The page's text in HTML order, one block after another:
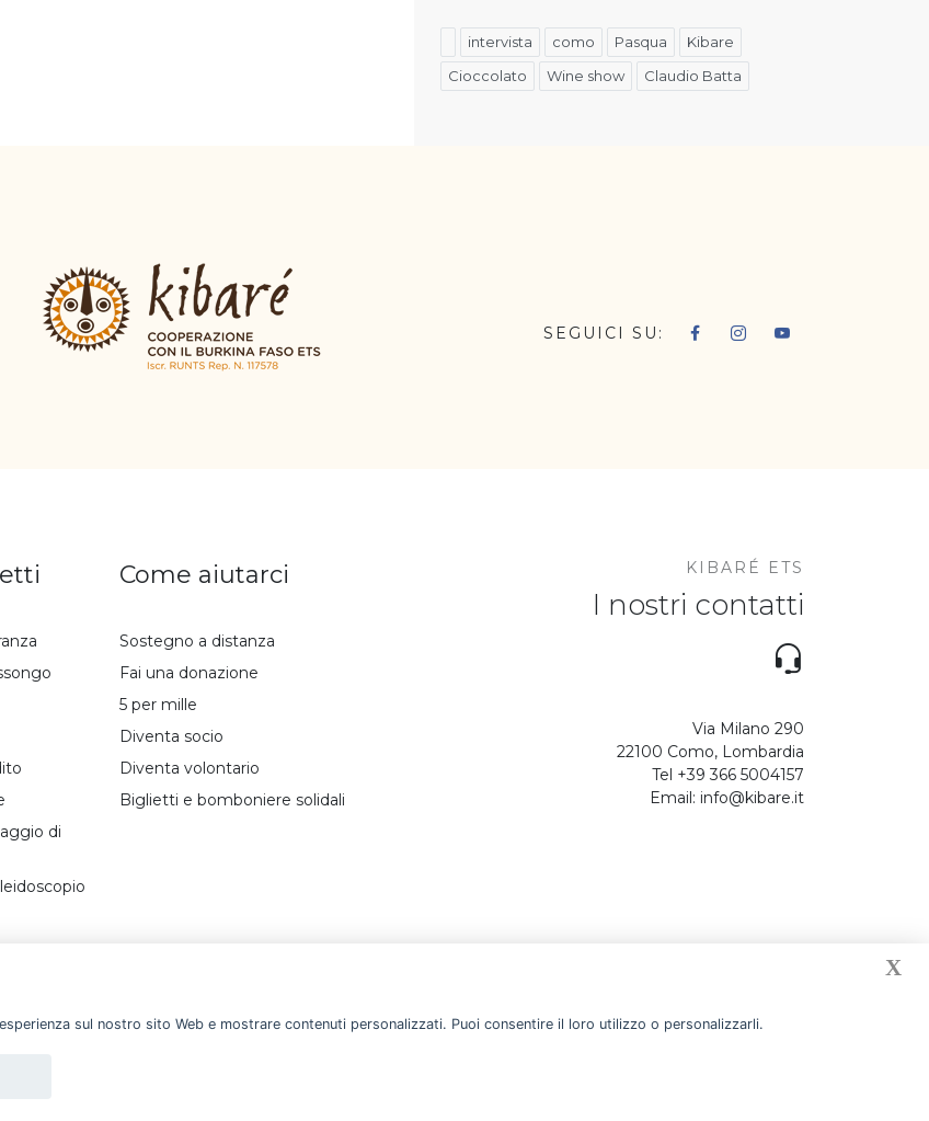
intervista como Pasqua
Kibare
Cioccolato
Wine show Claudio Batta
SEGUICI SU:
di
Come aiutarci
Sostegno a distanza
Fai una donazione
5 per mille
Diventa socio
Diventa volontario
Biglietti e bomboniere solidali
KIBARÉ ETS
I nostri contatti
Via Milano 290
22100 Como, Lombardia
Tel +39 366 5004157
Email: info@kibare.it
sul nostro sito Web e mostrare contenuti personalizzati. Puoi consentire il loro utilizzo o personalizzarli.
X